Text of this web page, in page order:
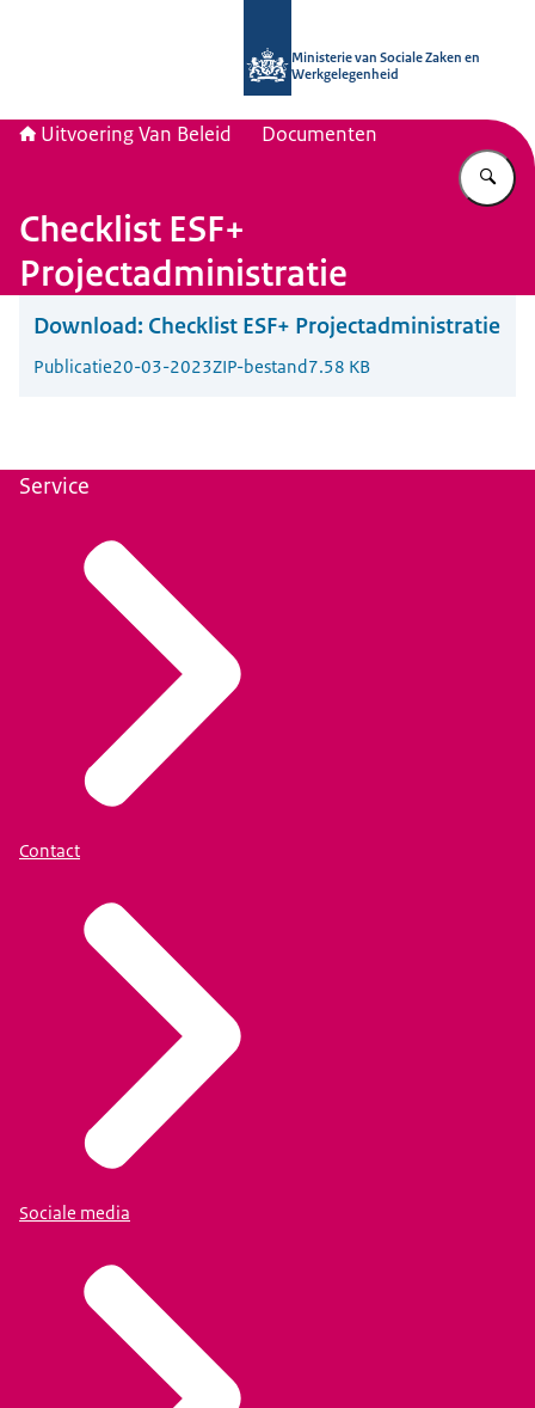
Ministerie van Sociale Zaken en
Werkgelegenheid
Uitvoering Van Beleid Documenten
Checklist ESF+
Projectadministratie
Download: Checklist ESF+ Projectadministratie
Publicatie20-03-2023ZIP-bestand7.58 KB
Service
Contact
Sociale media